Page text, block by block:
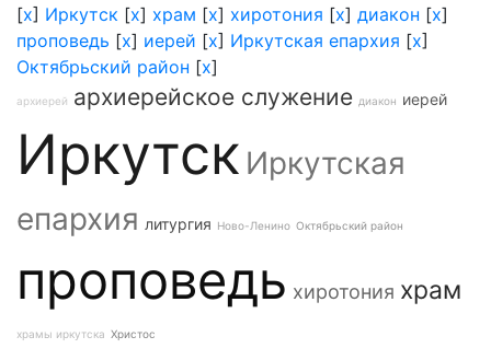
[x] Иркутск [x] храм [x] хиротония [x] диакон [x]
проповедь [x] иерей [x] Иркутская епархия [x]
Октябрьский район [x]
архиерей архиерейское служение диакон иерей
Иркутск Иркутская
епархия литургия Ново-Ленино Октябрьский район
проповедь хиротония храм
храмы иркутска Христос